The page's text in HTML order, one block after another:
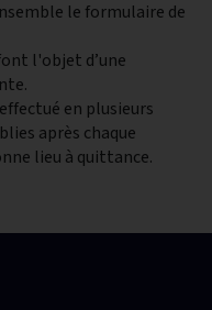
le formulaire de
l'objet d’une
en plusieurs
après chaque
lieu à quittance.